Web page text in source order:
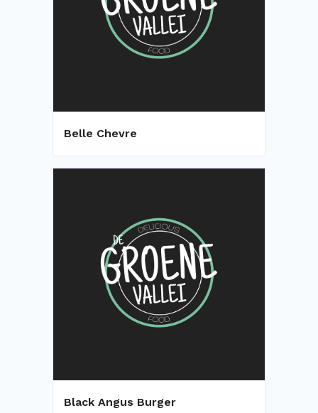
Belle Chevre
Black Angus Burger